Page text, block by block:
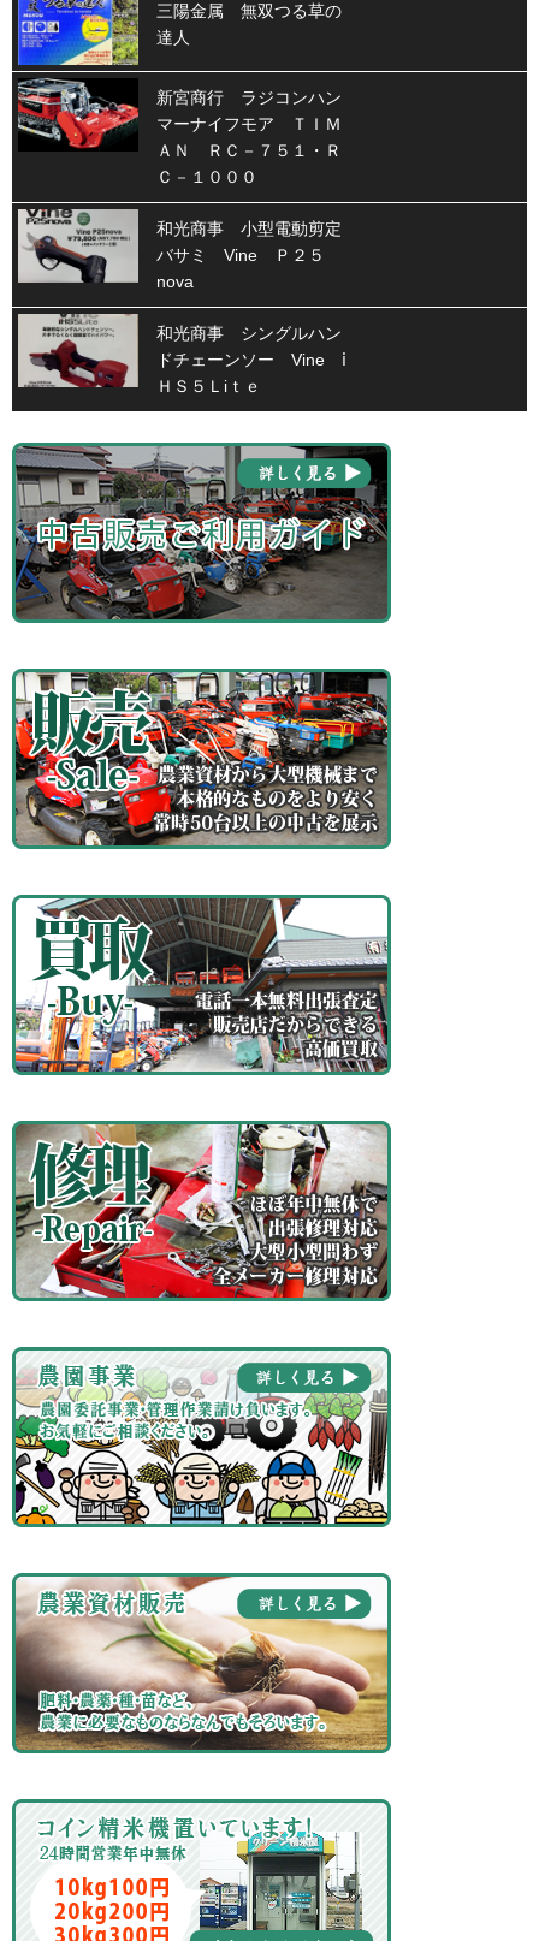
三陽金属 無双つる草の
達人
新宮商行 ラジコンハン
マーナイフモア ＴＩＭ
ＡＮ ＲＣ－７５１・Ｒ
Ｃ－１０００
和光商事 小型電動剪定
バサミ Vine Ｐ２５
nova
和光商事 シングルハン
ドチェーンソー Vine ⅰ
ＨＳ５Ｌiｔｅ